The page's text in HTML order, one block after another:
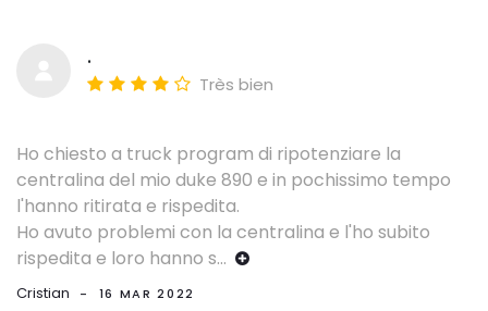
.
Très bien
Ho chiesto a truck program di ripotenziare la
centralina del mio duke 890 e in pochissimo tempo
l'hanno ritirata e rispedita.
Ho avuto problemi con la centralina e l'ho subito
rispedita e loro hanno s...
Cristian - 16 MAR 2022